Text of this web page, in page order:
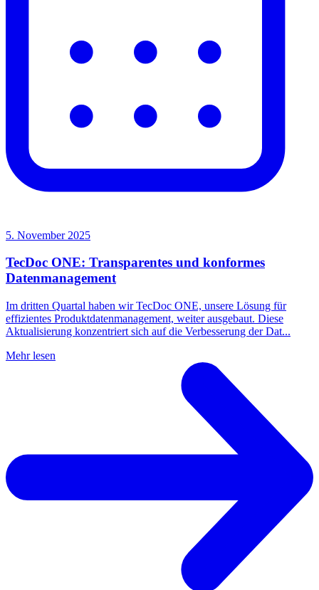
5. November 2025
TecDoc ONE: Transparentes und konformes
Datenmanagement
Im dritten Quartal haben wir TecDoc ONE, unsere Lösung für
effizientes Produktdatenmanagement, weiter ausgebaut. Diese
Aktualisierung konzentriert sich auf die Verbesserung der Dat...
Mehr lesen